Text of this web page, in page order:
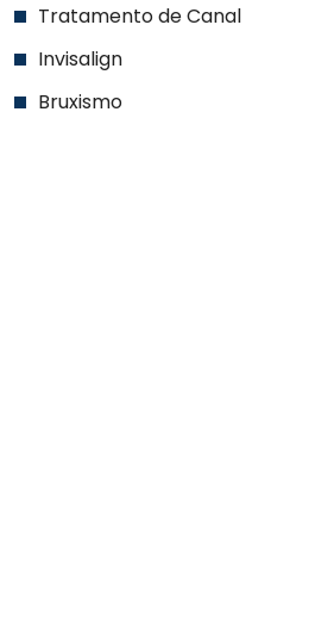
Tratamento de Canal
Invisalign
Bruxismo